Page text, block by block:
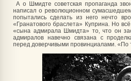
А о Шмидте советская пропаганда
написал о революционном
попытались сделать из него нечто
«Гранатового браслета» Куприна. Но
«сына адмирала Шмидта» то, что он
адмиралов навечно связана с
перед доверчивыми провинциалами. «По